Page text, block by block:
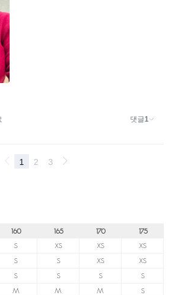
160 165 170
175
S XS XS
XS
S S XS
XS
S S S
S
M M M
S